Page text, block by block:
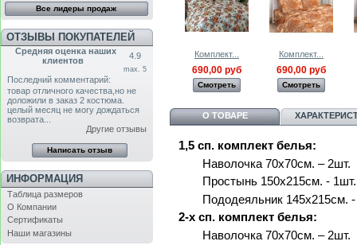
Все лидеры продаж
ОТЗЫВЫ ПОКУПАТЕЛЕЙ
Средняя оценка наших
клиентов
4.9
max. 5
Последний комментарий:
товар отличного качества,но не
доложили в заказ 2 костюма.
целый месяц не могу дождаться
возврата...
Другие отзывы
ИНФОРМАЦИЯ
Таблица размеров
О Компании
Сертификаты
Наши магазины
Комплект...
690,00 руб
Смотреть
Комплект...
690,00 руб
Смотреть
О ТОВАРЕ
1,5 сп. комплект белья:
Наволочка 70х70см. – 2шт.
Простынь 150x215см. - 1шт.
Пододеяльник 145х215см.
2-х сп. комплект белья:
Наволочка 70х70см. – 2шт.